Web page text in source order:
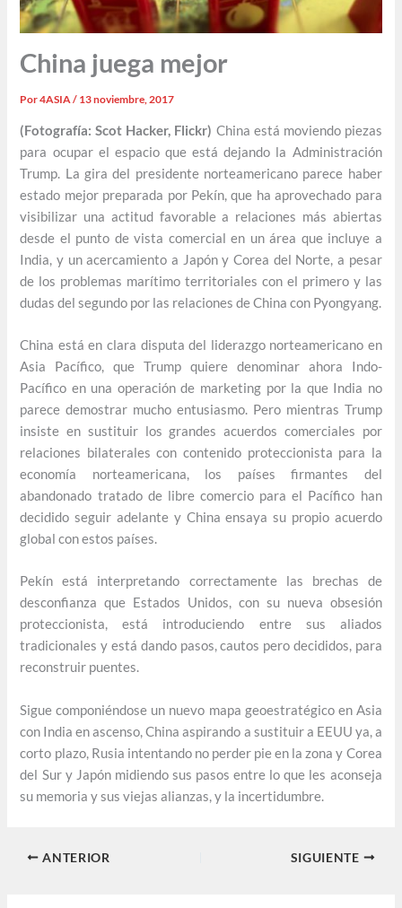
China juega mejor
Por4ASIA/ 13 noviembre, 2017
(Fotografía: Scot Hacker, Flickr) China está moviendo piezas
para ocupar el espacio que está dejando la Administración
Trump. La gira del presidente norteamericano parece haber
estado mejor preparada por Pekín, que ha aprovechado para
visibilizar una actitud favorable a relaciones más abiertas
desde el punto de vista comercial en un área que incluye a
India, y un acercamiento a Japón y Corea del Norte, a pesar
de los problemas marítimo territoriales con el primero y las
dudas del segundo por las relaciones de China con Pyongyang.
China está en clara disputa del liderazgo norteamericano en
Asia Pacífico, que Trump quiere denominar ahora Indo-
Pacífico en una operación de marketing por la que India no
parece demostrar mucho entusiasmo. Pero mientras Trump
insiste en sustituir los grandes acuerdos comerciales por
relaciones bilaterales con contenido proteccionista para la
economía norteamericana, los países firmantes del
abandonado tratado de libre comercio para el Pacífico han
decidido seguir adelante y China ensaya su propio acuerdo
global con estos países.
Pekín está interpretando correctamente las brechas de
desconfianza que Estados Unidos, con su nueva obsesión
proteccionista, está introduciendo entre sus aliados
tradicionales y está dando pasos, cautos pero decididos, para
reconstruir puentes.
Sigue componiéndose un nuevo mapa geoestratégico en Asia
con India en ascenso, China aspirando a sustituir a EEUU ya, a
corto plazo, Rusia intentando no perder pie en la zona y Corea
del Sur y Japón midiendo sus pasos entre lo que les aconseja
su memoria y sus viejas alianzas, y la incertidumbre.
ANTERIOR SIGUIENTE